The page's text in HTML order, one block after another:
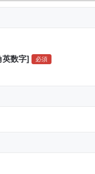
英数字] 必須